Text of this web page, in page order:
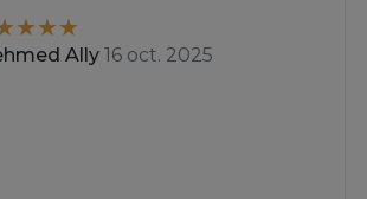
Ally 16 oct. 2025